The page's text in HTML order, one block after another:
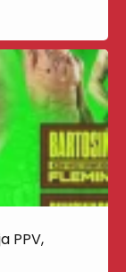
PPV,